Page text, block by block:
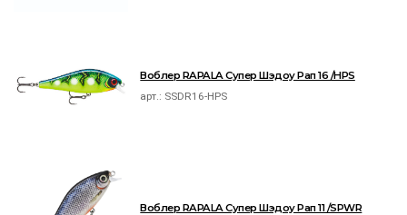
Воблер RAPALA Супер Шэдоу Рап 16 /HPS
арт.: SSDR16-HPS
Воблер RAPALA Супер Шэдоу Рап 11 /SPWR